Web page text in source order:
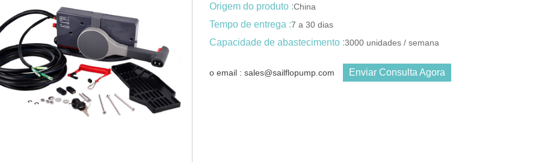
Origem do produto :China
Tempo de entrega :7 a 30 dias
Capacidade de abastecimento :3000 unidades / semana
o email : sales@sailflopump.com Enviar Consulta Agora